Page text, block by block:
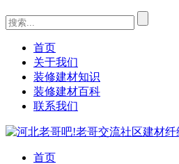
首页
关于我们
装修建材知识
装修建材百科
联系我们
首页